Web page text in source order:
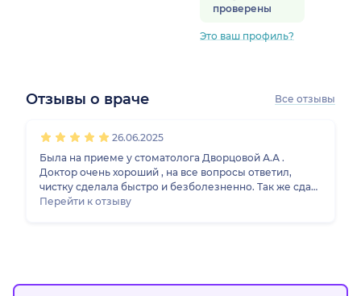
обл.)
проверены
Это ваш профиль?
Отзывы о враче Все отзывы
26.06.2025
Была на приеме у стоматолога Дворцовой А.А .
Доктор очень хороший , на все вопросы ответил,
чистку сделала быстро и безболезненно. Так же сдаю
анализы, цены как мне кажется самые низкие в
Перейти к отзыву